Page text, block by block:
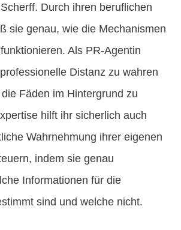
Durch ihren beruflichen
sie genau, wie die Mechanismen
Als PR-Agentin
Distanz zu wahren
Fäden im Hintergrund zu
hilft ihr sicherlich auch
Wahrnehmung ihrer eigenen
indem sie genau
Informationen für die
sind und welche nicht.